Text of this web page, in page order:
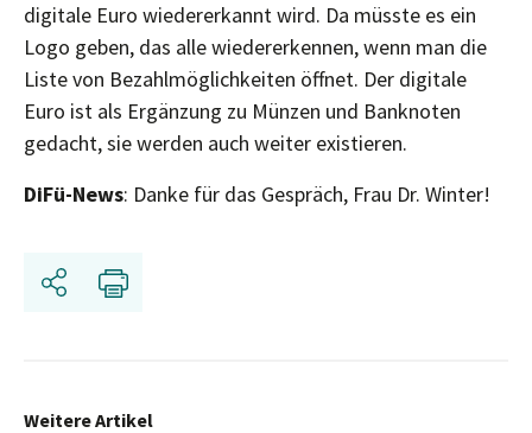
digitale Euro wiedererkannt wird. Da müsste es ein
Logo geben, das alle wiedererkennen, wenn man die
Liste von Bezahlmöglichkeiten öffnet. Der digitale
Euro ist als Ergänzung zu Münzen und Banknoten
gedacht, sie werden auch weiter existieren.
DiFü-News: Danke für das Gespräch, Frau Dr. Winter!
Share
Weitere Artikel